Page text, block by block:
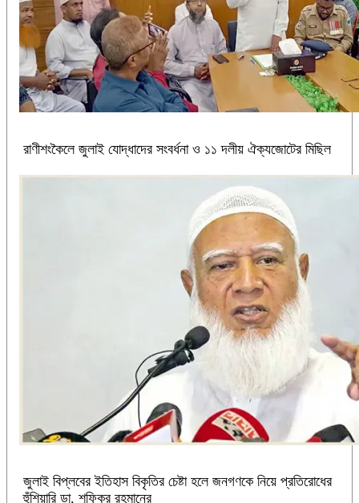
রাণীশংকৈলে জুলাই যোদ্ধাদের সংবর্ধনা ও ১১ দলীয় ঐক্যজোটের মিছিল
জুলাই বিপ্লবের ইতিহাস বিকৃতির চেষ্টা হলে জনগণকে নিয়ে প্রতিরোধের
হুঁশিয়ারি ডা. শফিকুর রহমানের